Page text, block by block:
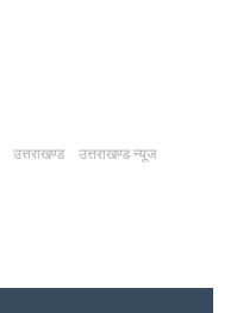
उत्तराखण्ड
उत्तराखण्ड न्यूज